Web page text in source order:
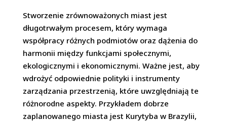
Stworzenie zrównoważonych miast jest
długotrwałym procesem, który wymaga
współpracy różnych podmiotów oraz dążenia do
harmonii między funkcjami społecznymi,
ekologicznymi i ekonomicznymi. Ważne jest, aby
wdrożyć odpowiednie polityki i instrumenty
zarządzania przestrzenią, które uwzględniają te
różnorodne aspekty. Przykładem dobrze
zaplanowanego miasta jest Kurytyba w Brazylii,